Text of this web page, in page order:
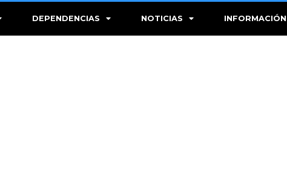
DEPENDENCIAS NOTICIAS INFORMACIÓN